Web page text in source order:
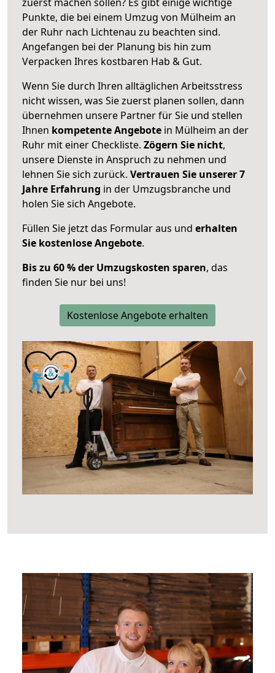
Punkte, die bei einem Umzug von Mülheim an
der Ruhr nach Lichtenau zu beachten sind.
Angefangen bei der Planung bis hin zum
Verpacken Ihres kostbaren Hab & Gut.
Wenn Sie durch Ihren alltäglichen Arbeitsstress
nicht wissen, was Sie zuerst planen sollen, dann
übernehmen unsere Partner für Sie und stellen
Ihnen kompetente Angebote in Mülheim an der
Ruhr mit einer Checkliste. Zögern Sie nicht,
unsere Dienste in Anspruch zu nehmen und
lehnen Sie sich zurück. Vertrauen Sie unserer 7
Jahre Erfahrung in der Umzugsbranche und
holen Sie sich Angebote.
Füllen Sie jetzt das Formular aus und erhalten
Sie kostenlose Angebote.
Bis zu 60 % der Umzugskosten sparen, das
finden Sie nur bei uns!
Kostenlose Angebote erhalten